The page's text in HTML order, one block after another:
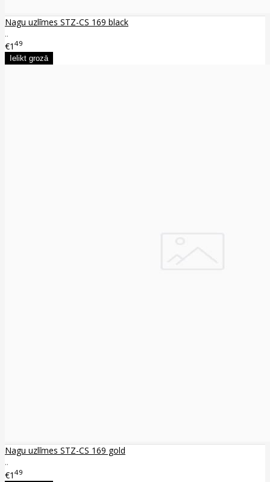
Nagu uzlīmes STZ-CS 169 black
..
€1 49
Nagu uzlīmes STZ-CS 169 gold
..
€1 49